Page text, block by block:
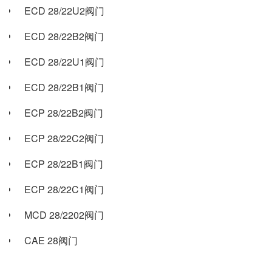
ECD 28/22U2阀门
ECD 28/22B2阀门
ECD 28/22U1阀门
ECD 28/22B1阀门
ECP 28/22B2阀门
ECP 28/22C2阀门
ECP 28/22B1阀门
ECP 28/22C1阀门
MCD 28/2202阀门
CAE 28阀门